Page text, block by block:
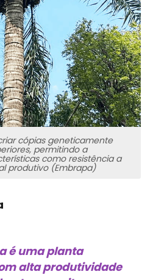
cópias geneticamente
permitindo a
como resistência a
produtivo (Embrapa)
é uma planta
alta produtividade